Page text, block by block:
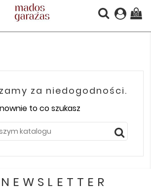
(0)
za niedogodności.
to co szukasz
NEWSLETTER